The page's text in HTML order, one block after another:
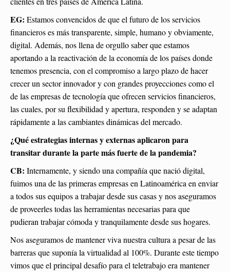
EG: Estamos convencidos de que el futuro de los servicios
financieros es más transparente, simple, humano y obviamente,
digital. Además, nos llena de orgullo saber que estamos
aportando a la reactivación de la economía de los países donde
tenemos presencia, con el compromiso a largo plazo de hacer
crecer un sector innovador y con grandes proyecciones como el
de las empresas de tecnología que ofrecen servicios financieros,
las cuales, por su flexibilidad y apertura, responden y se adaptan
rápidamente a las cambiantes dinámicas del mercado.
¿Qué estrategias internas y externas aplicaron para
transitar durante la parte más fuerte de la pandemia?
CB: Internamente, y siendo una compañía que nació digital,
fuimos una de las primeras empresas en Latinoamérica en enviar
a todos sus equipos a trabajar desde sus casas y nos aseguramos
de proveerles todas las herramientas necesarias para que
pudieran trabajar cómoda y tranquilamente desde sus hogares.
Nos aseguramos de mantener viva nuestra cultura a pesar de las
barreras que suponía la virtualidad al 100%. Durante este tiempo
vimos que el principal desafío para el teletrabajo era mantener